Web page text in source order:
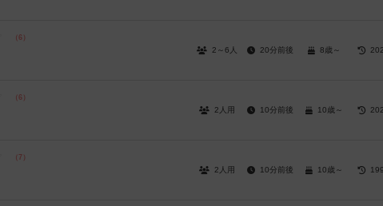
2～6人 20分前後 8歳～
2人用 10分前後 10歳～
2人用 10分前後 10歳～